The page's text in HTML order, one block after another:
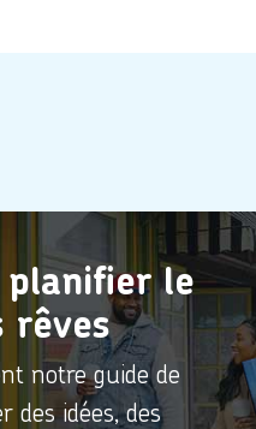
planifier le
rêves
notre guide de
des idées, des